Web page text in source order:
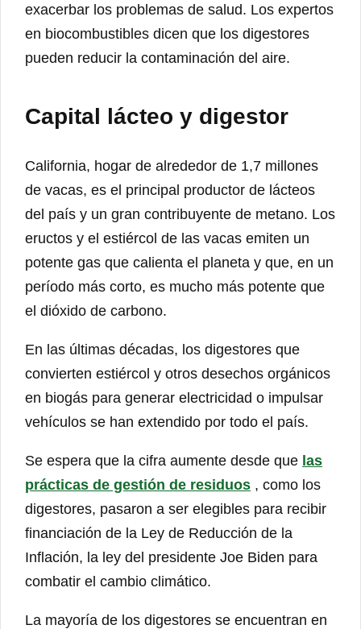
exacerbar los problemas de salud. Los expertos
en biocombustibles dicen que los digestores
pueden reducir la contaminación del aire.
Capital lácteo y digestor
California, hogar de alrededor de 1,7 millones
de vacas, es el principal productor de lácteos
del país y un gran contribuyente de metano. Los
eructos y el estiércol de las vacas emiten un
potente gas que calienta el planeta y que, en un
período más corto, es mucho más potente que
el dióxido de carbono.
En las últimas décadas, los digestores que
convierten estiércol y otros desechos orgánicos
en biogás para generar electricidad o impulsar
vehículos se han extendido por todo el país.
Se espera que la cifra aumente desde que las
prácticas de gestión de residuos , como los
digestores, pasaron a ser elegibles para recibir
financiación de la Ley de Reducción de la
Inflación, la ley del presidente Joe Biden para
combatir el cambio climático.
La mayoría de los digestores se encuentran en